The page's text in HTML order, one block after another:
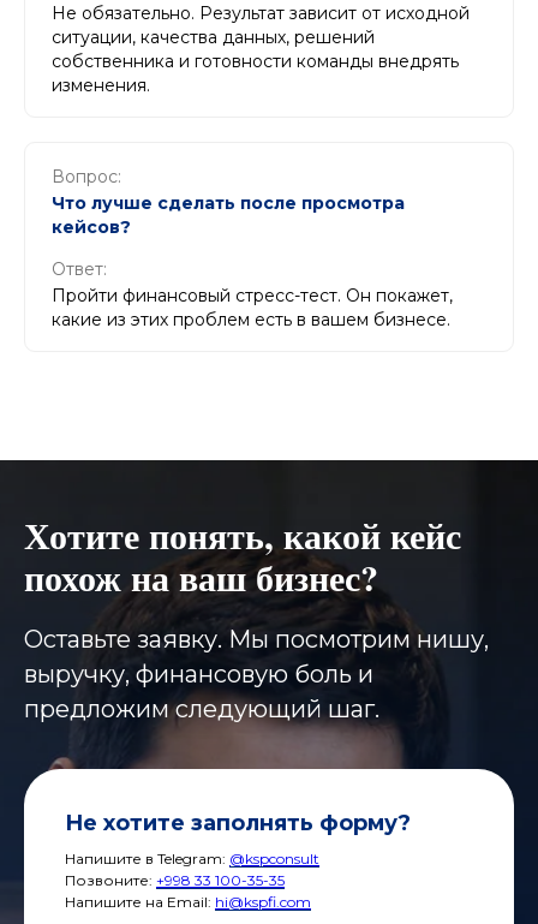
Не обязательно. Результат зависит от исходной
ситуации, качества данных, решений
собственника и готовности команды внедрять
изменения.
Вопрос:
Что лучше сделать после просмотра
кейсов?
Ответ:
Пройти финансовый стресс-тест. Он покажет,
какие из этих проблем есть в вашем бизнесе.
Хотите понять, какой кейс
похож на ваш бизнес?
Оставьте заявку. Мы посмотрим нишу,
выручку, финансовую боль и
предложим следующий шаг.
Не хотите заполнять форму?
Напишите в Telegram: @kspconsult
Позвоните: +998 33 100-35-35
Напишите на Email: hi@kspfi.com